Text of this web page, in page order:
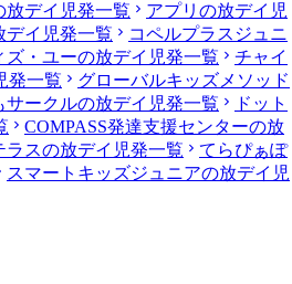
放デイ児発一覧
アプリの放デイ児
デイ児発一覧
コペルプラスジュニ
ズ・ユーの放デイ児発一覧
チャイ
発一覧
グローバルキッズメソッド
サークルの放デイ児発一覧
ドット
COMPASS発達支援センターの放
ラスの放デイ児発一覧
てらぴぁぽ
スマートキッズジュニアの放デイ児